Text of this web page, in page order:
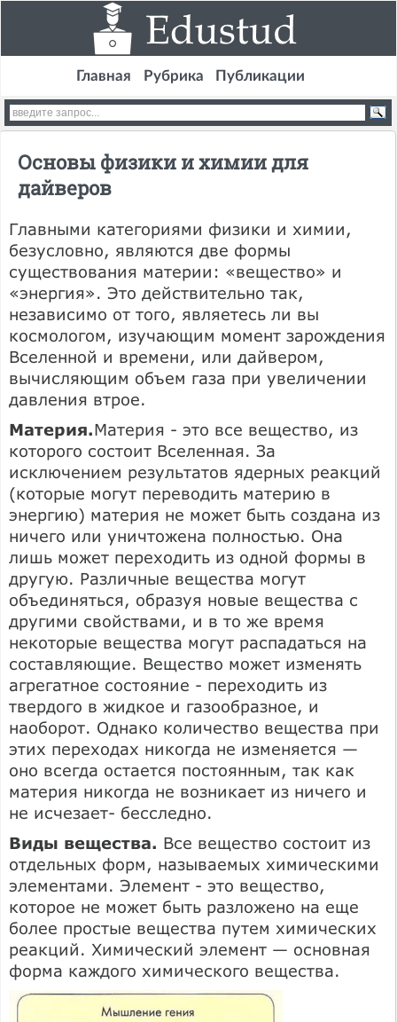
Главная Рубрика Публикации
Основы физики и химии для
дайверов
Главными категориями физики и химии,
безусловно, являются две формы
существования материи: «вещество» и
«энергия». Это действительно так,
независимо от того, являетесь ли вы
космологом, изучающим момент зарождения
Вселенной и времени, или дайвером,
вычисляющим объем газа при увеличении
давления втрое.
Материя.Материя - это все вещество, из
которого состоит Вселенная. За
исключением результатов ядерных реакций
(которые могут переводить материю в
энергию) материя не может быть создана из
ничего или уничтожена полностью. Она
лишь может переходить из одной формы в
другую. Различные вещества могут
объединяться, образуя новые вещества с
другими свойствами, и в то же время
некоторые вещества могут распадаться на
составляющие. Вещество может изменять
агрегатное состояние - переходить из
твердого в жидкое и газообразное, и
наоборот. Однако количество вещества при
этих переходах никогда не изменяется —
оно всегда остается постоянным, так как
материя никогда не возникает из ничего и
не исчезает- бесследно.
Виды вещества. Все вещество состоит из
отдельных форм, называемых химическими
элементами. Элемент - это вещество,
которое не может быть разложено на еще
более простые вещества путем химических
реакций. Химический элемент — основная
форма каждого химического вещества.